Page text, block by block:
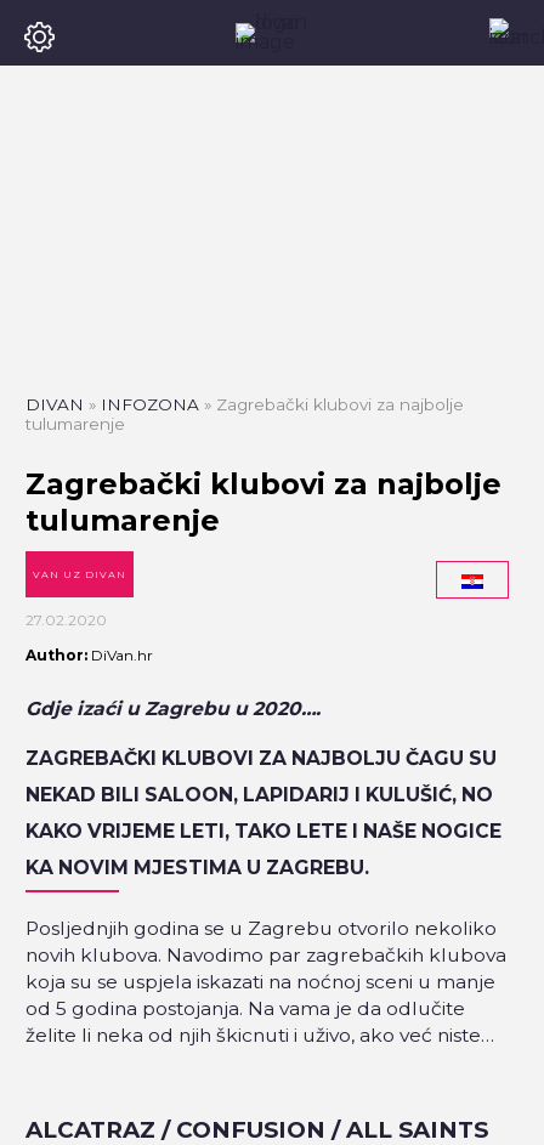
DIVAN » INFOZONA » Zagrebački klubovi za najbolje
tulumarenje
Zagrebački klubovi za najbolje
tulumarenje
VAN UZ DIVAN
27.02.2020
Author: DiVan.hr
Gdje izaći u Zagrebu u 2020….
ZAGREBAČKI KLUBOVI ZA NAJBOLJU ČAGU SU
NEKAD BILI SALOON, LAPIDARIJ I KULUŠIĆ, NO
KAKO VRIJEME LETI, TAKO LETE I NAŠE NOGICE
KA NOVIM MJESTIMA U ZAGREBU.
Posljednjih godina se u Zagrebu otvorilo nekoliko
novih klubova. Navodimo par zagrebačkih klubova
koja su se uspjela iskazati na noćnoj sceni u manje
od 5 godina postojanja. Na vama je da odlučite
želite li neka od njih škicnuti i uživo, ako već niste…
ALCATRAZ / CONFUSION / ALL SAINTS